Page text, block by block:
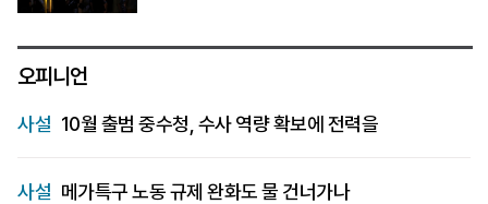
오피니언
사설 10월 출범 중수청, 수사 역량 확보에 전력을
사설 메가특구 노동 규제 완화도 물 건너가나